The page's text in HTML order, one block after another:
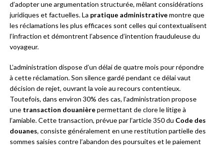
d’adopter une argumentation structurée, mêlant considérations
juridiques et factuelles. La pratique administrativemontre que
les réclamations les plus efficaces sont celles qui contextualisent
l’infraction et démontrent l’absence d’intention frauduleuse du
voyageur.
L’administration dispose d’un délai de quatre mois pour répondre
à cette réclamation. Son silence gardé pendant ce délai vaut
décision de rejet, ouvrant la voie au recours contentieux.
Toutefois, dans environ 30% des cas, l’administration propose
une transaction douanièrepermettant de clore le litige à
l’amiable. Cette transaction, prévue par l’article 350 du Code des
douanes, consiste généralement en une restitution partielle des
sommes saisies contre l’abandon des poursuites et le paiement